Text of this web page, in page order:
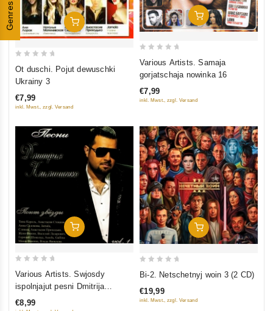
Genres In Den Warenkorb
5
Ot duschi. Pojut dewuschki
Ukrainy 3
€7,99
inkl. Mwst., zzgl. Versand
In Den Warenkorb
5
Various Artists. Samaja
gorjatschaja nowinka 16
€7,99
inkl. Mwst., zzgl. Versand
In Den Warenkorb
5
Various Artists. Swjosdy
ispolnjajut pesni Dmitrija
Klimaschenko
€8,99
In Den Warenkorb
of
Bi-2. Netschetnyj woin 3 (2 CD)
€19,99
inkl. Mwst., zzgl. Versand